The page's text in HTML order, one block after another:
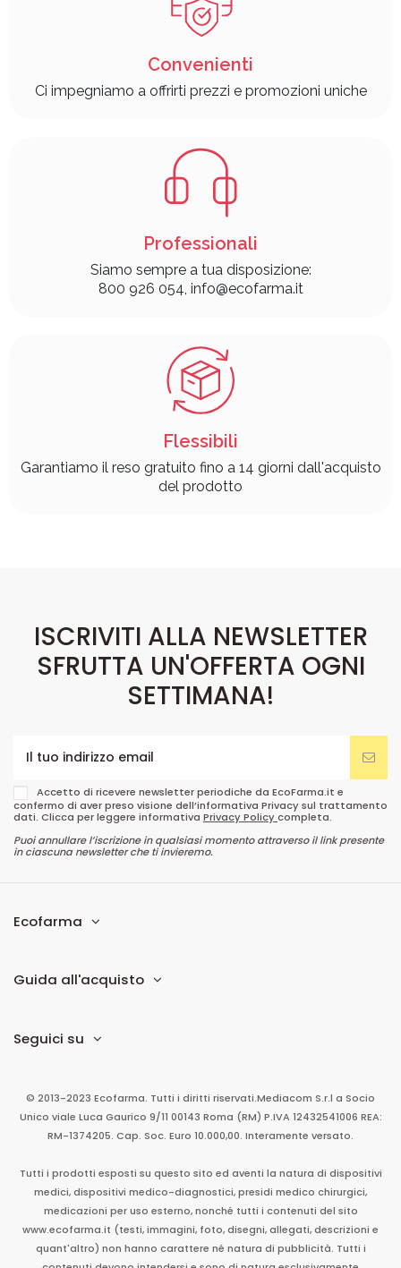
Convenienti
Ci impegniamo a offrirti prezzi e promozioni uniche
Professionali
Siamo sempre a tua disposizione:
800 926 054, info@ecofarma.it
Flessibili
Garantiamo il reso gratuito fino a 14 giorni dall'acquisto
del prodotto
ISCRIVITI ALLA NEWSLETTER
SFRUTTA UN'OFFERTA OGNI
SETTIMANA!
Accetto di ricevere newsletter periodiche da EcoFarma.it e
confermo di aver preso visione dell’informativa Privacy sul trattamento
dati. Clicca per leggere informativa Privacy Policycompleta.
Puoi annullare l’iscrizione in qualsiasi momento attraverso il link presente
in ciascuna newsletter che ti invieremo.
Ecofarma
Guida all'acquisto
Seguici su
© 2013-2023 Ecofarma. Tutti i diritti riservati.Mediacom S.r.l a Socio
Unico viale Luca Gaurico 9/11 00143 Roma (RM) P.IVA 12432541006 REA:
RM-1374205. Cap. Soc. Euro 10.000,00. Interamente versato.
Tutti i prodotti esposti su questo sito ed aventi la natura di dispositivi
medici, dispositivi medico-diagnostici, presidi medico chirurgici,
medicazioni per uso esterno, nonché tutti i contenuti del sito
www.ecofarma.it (testi, immagini, foto, disegni, allegati, descrizioni e
quant'altro) non hanno carattere né natura di pubblicità. Tutti i